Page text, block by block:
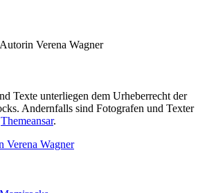
Verena Wagner
Texte unterliegen dem Urheberrecht der
Andernfalls sind Fotografen und Texter
Themeansar.
Verena Wagner